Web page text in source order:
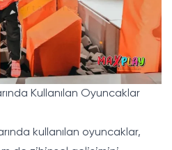
Kullanılan Oyuncaklar
kullanılan oyuncaklar,